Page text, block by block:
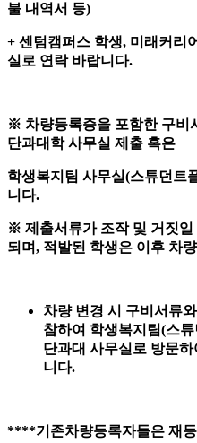
불 내역서 등)
+ 센텀캠퍼스 학생, 미래커리
실로 연락 바랍니다.
※ 차량등록증을 포함한 구비
단과대학 사무실 제출 혹은
학생복지팀 사무실(스튜던트
니다.
※ 제출서류가 조작 및 거짓일
되며, 적발된 학생은 이후 차
차량 변경 시 구비서류와
참하여 학생복지팀(스
단과대 사무실로 방문
니다.
****기존차량등록자들은 재